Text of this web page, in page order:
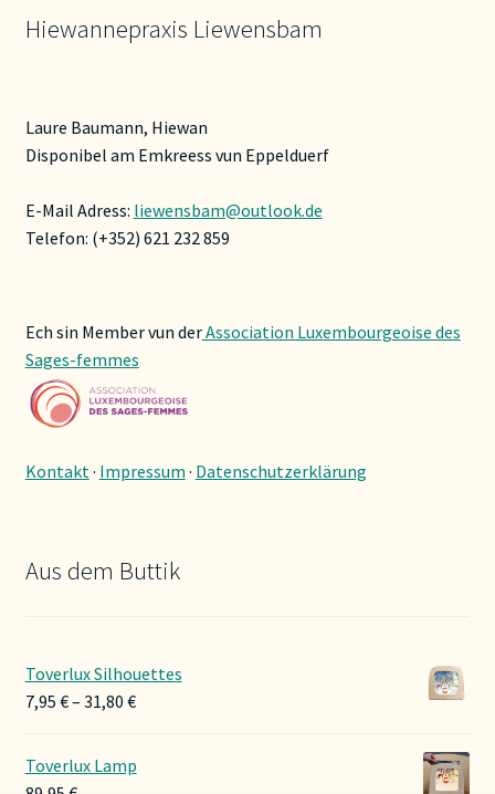
Hiewannepraxis Liewensbam
Laure Baumann, Hiewan
Disponibel am Emkreess vun Eppelduerf
E-Mail Adress: liewensbam@outlook.de
Telefon: (+352) 621 232 859
Ech sin Member vun derAssociation Luxembourgeoise des
Sages-femmes
Kontakt· Impressum · Datenschutzerklärung
Aus dem Buttik
Toverlux Silhouettes
7,95 €– 31,80 €Preisspanne:
Toverlux Lamp